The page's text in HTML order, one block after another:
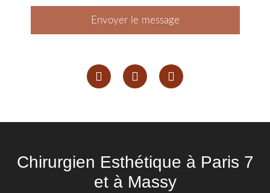
Envoyer le message
Chirurgien Esthétique à Paris 7
et à Massy